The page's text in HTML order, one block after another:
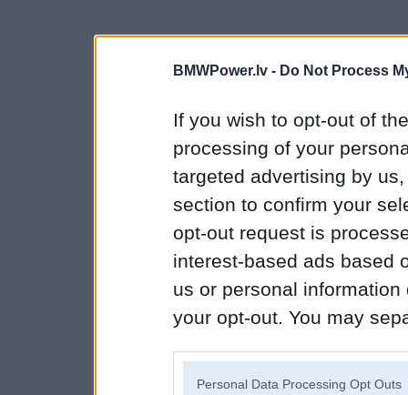
BMWPower.lv - Do Not Process
If you wish to opt-out of
processing of your
targeted advertising by
section to confirm your
opt-out request is
interest-based ads based
us or personal
your opt-out. You may
Personal Data Processing Opt Outs